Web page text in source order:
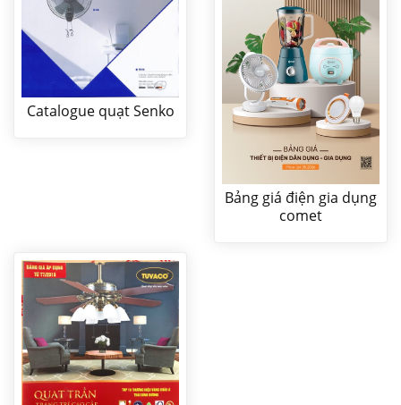
Catalogue quạt Senko
Bảng giá điện gia dụng
comet